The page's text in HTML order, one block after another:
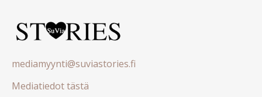
mediamyynti@suviastories.fi
Mediatiedot tästä